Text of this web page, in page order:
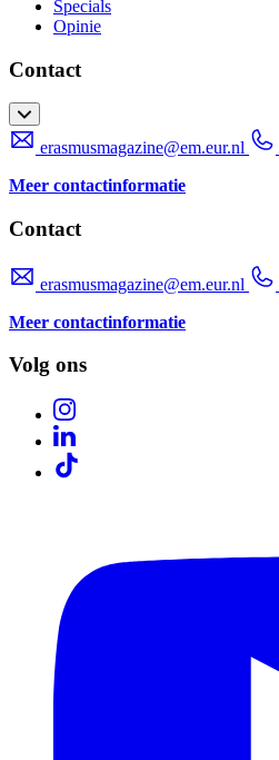
Specials
Opinie
Contact
erasmusmagazine@em.eur.nl
Meer contactinformatie
Contact
erasmusmagazine@em.eur.nl
Meer contactinformatie
Volg ons